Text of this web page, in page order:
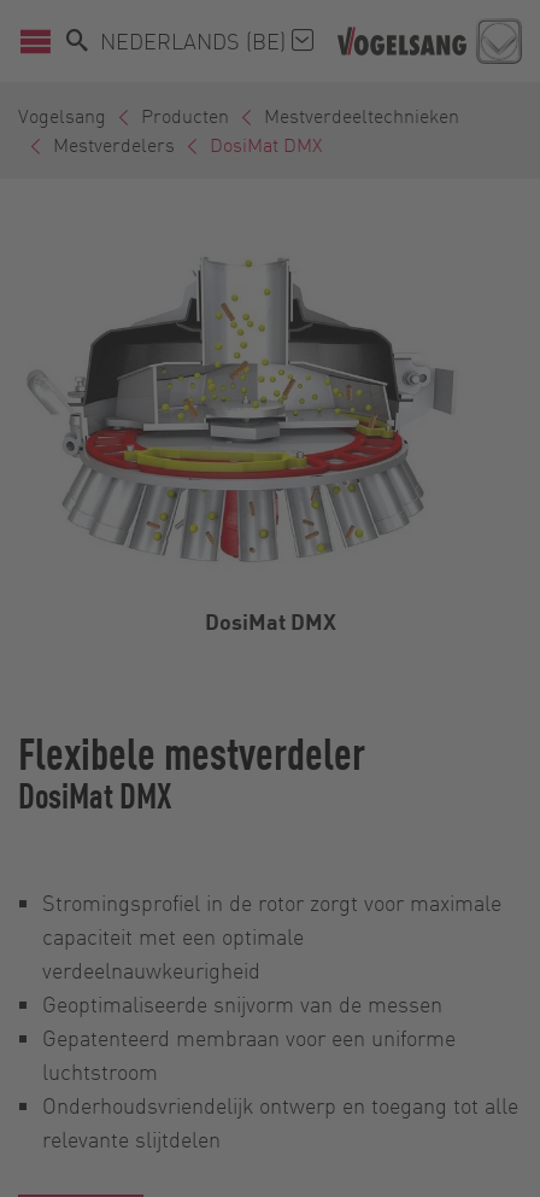
NEDERLANDS (BE)
Vogelsang Producten
Mestverdeeltechnieken
Mestverdelers
DosiMat DMX
DosiMat DMX
Flexibele mestverdeler
DosiMat DMX
Stromingsprofiel in de rotor zorgt voor maximale
capaciteit met een optimale
verdeelnauwkeurigheid
Geoptimaliseerde snijvorm van de messen
Gepatenteerd membraan voor een uniforme
luchtstroom
Onderhoudsvriendelijk ontwerp en toegang tot alle
relevante slijtdelen